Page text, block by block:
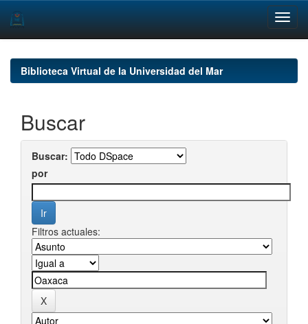
navigationBiblioteca Virtual de la Universidad del Mar
Buscar
Buscar:
por
Filtros actuales: